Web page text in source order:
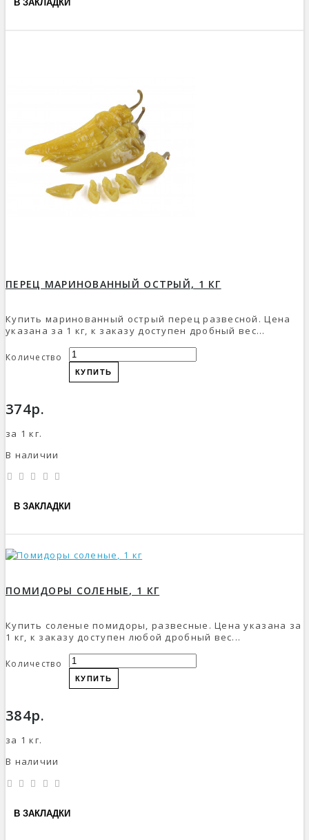
В ЗАКЛАДКИ
ПЕРЕЦ МАРИНОВАННЫЙ ОСТРЫЙ, 1 КГ
Купить маринованный острый перец развесной. Цена
указана за 1 кг, к заказу доступен дробный вес...
Количество
КУПИТЬ
374р.
за 1 кг.
В наличии
В ЗАКЛАДКИ
ПОМИДОРЫ СОЛЕНЫЕ, 1 КГ
Купить соленые помидоры, развесные. Цена указана за
1 кг, к заказу доступен любой дробный вес...
Количество
КУПИТЬ
384р.
за 1 кг.
В наличии
В ЗАКЛАДКИ